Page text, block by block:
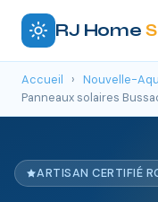
RJ Home
Accueil › Nouvelle-
Panneaux solaires
ARTISAN CERTIFIÉ